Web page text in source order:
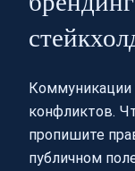
Коммуникации
конфликтов.
пропишите
публичном